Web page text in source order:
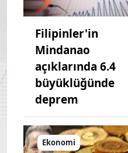
Filipinler'in
Mindanao
açıklarında 6.4
büyüklüğünde
deprem
Ekonomi